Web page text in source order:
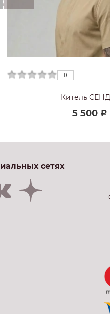
0
0
Китель СЕНД
5 500 Р
сетях